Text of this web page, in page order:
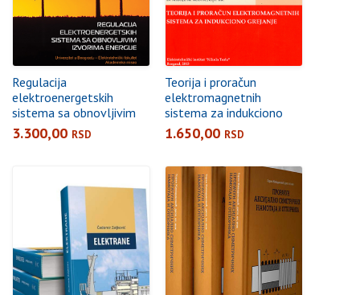
Regulacija
elektroenergetskih
sistema sa obnovljivim
izvorima energije
3.300,00 RSD
Teorija i proračun
elektromagnetnih
sistema za indukciono
grejanje
1.650,00 RSD